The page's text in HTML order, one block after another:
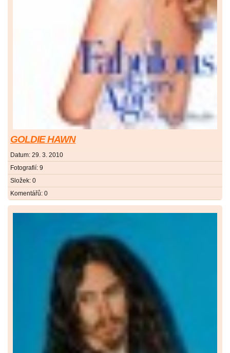
GOLDIE HAWN
Datum: 29. 3. 2010
Fotografií: 9
Složek: 0
Komentářů: 0